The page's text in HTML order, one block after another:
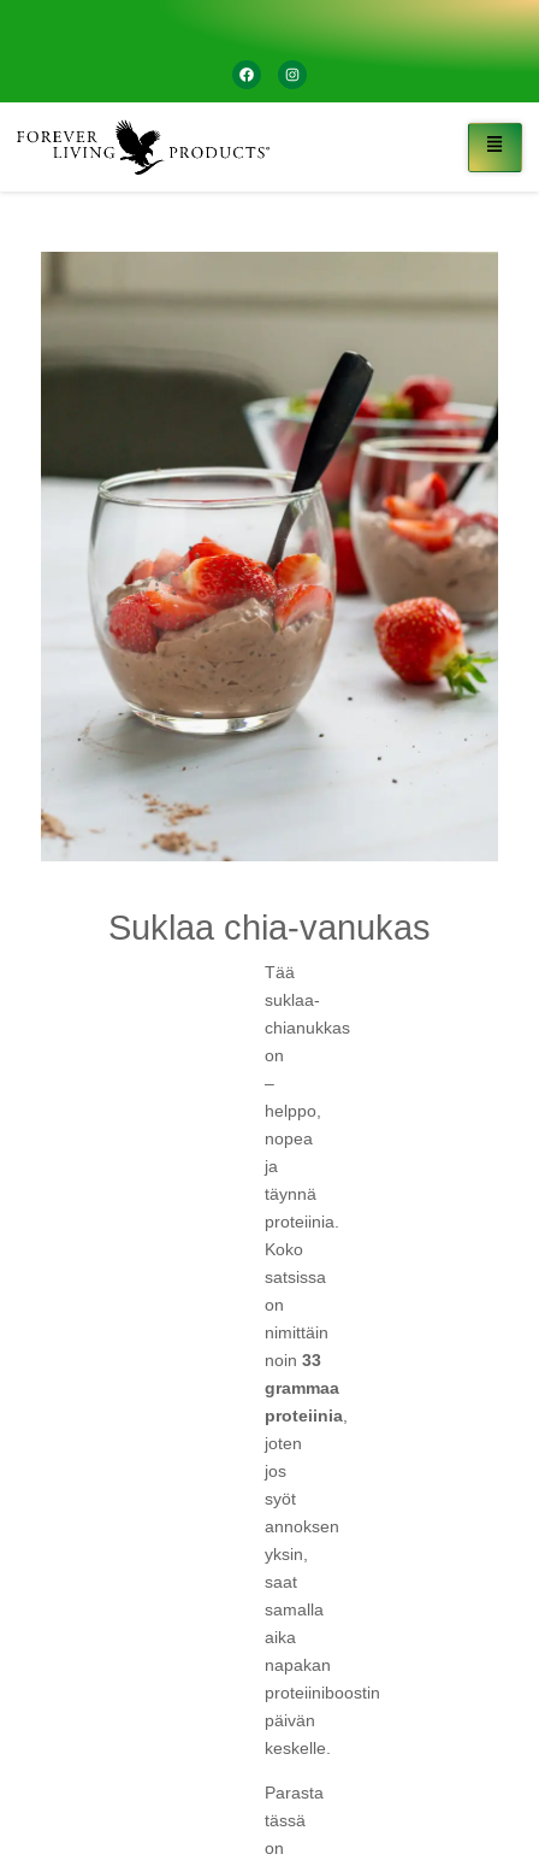
Suklaa chia-vanukas
Tää
suklaa-
chianukkas
on
–
helppo,
nopea
ja
täynnä
proteiinia.
Koko
satsissa
on
nimittäin
noin 33
grammaa
proteiinia
joten
jos
syöt
annoksen
yksin,
saat
samalla
aika
napakan
proteiiniboostin
päivän
keskelle.
Parasta
tässä
on